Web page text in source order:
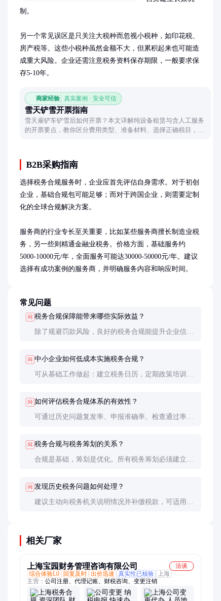
制。
另一个常见误区是只关注大税种而忽视小税种，如印花税、
房产税等。这些小税种虽然金额不大，但累积起来也可能造
成重大风险。企业还需注意税务资料保存期限，一般要求保
存5-10年。
商家经验 真实案例 · 安全可信
雪天铲雪开票指南
雪天雇铲车铲雪后如何开票？本文详解纯设备租赁与含人工服务
的开票要点，教你区分费用类型、准备材料、选择正确税目，避
B2B采购指南
选择税务合规服务时，企业应首先评估自身需求。对于初创
企业，基础合规包可能足够；而对于跨国企业，则需要定制
化的全球合规解决方案。
服务商的行业专长至关重要，比如某些服务商擅长制造业税
务，另一些则精通金融业税务。价格方面，基础服务约
5000-10000元/年，全面服务可能达30000-50000元/年。建议
选择有成功案例的服务商，并明确服务内容和响应时间。
常见问题
问 税务合规保障能带来哪些实际效益？
除了规避罚款风险，良好的税务合规能提升企业信用
问 中小企业如何低成本实施税务合规？
可从基础工作做起：建立税务日历，定期政策培训，
问 如何评估税务合规体系的有效性？
可通过历史问题复发率、申报准确率、检查通过率等
问 税务合规与税务筹划的关系？
合规是基础，筹划是优化。所有税务筹划必须建立在
问 发现历史税务问题如何处理？
建议主动向税务机关说明情况并补缴税款，可适用从
相关厂家
上海宝园财务管理咨询有限公司
洽谈
综合体验L0
回复及时 出价迅速 真实性已核验
上海
主营： 公司注册、代理记账、财税咨询、变更注销